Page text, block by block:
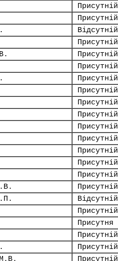
Присутній
Присутній
Відсутній
Присутній
Присутній
Присутній
Присутній
Присутній
Присутній
Присутній
Присутній
Присутній
Присутній
Присутній
Присутній
Присутній
Відсутній
Присутній
Присутня
Присутній
Присутній
Присутній